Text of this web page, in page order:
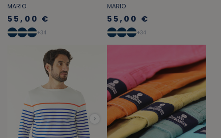
MARIO
55,00 €
+34
MARIO
55,00 €
+34